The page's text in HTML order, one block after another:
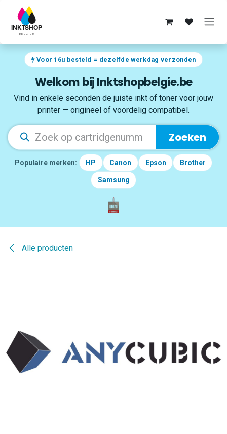
Overslaan naar inhoud
Voor 16u besteld = dezelfde werkdag verzonden
Welkom bij Inktshopbelgie.be
Vind in enkele seconden de juiste inkt of toner voor jouw
printer — origineel of voordelig compatibel.
Zoeken
Populaire merken: HP Canon Epson Brother
Samsung
Alle producten